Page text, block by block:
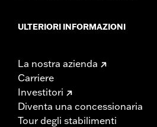
ULTERIORI INFORMAZIONI
La nostra azienda
Carriere
Investitori
Diventa una concessionaria
Tour degli stabilimenti